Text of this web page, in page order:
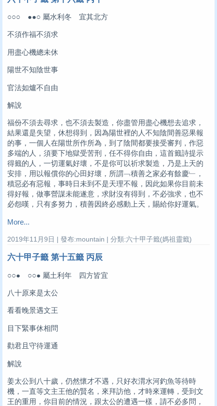
○○○ ●●○ 屬水利冬 宜其北方
不須作福不須求
用盡心機總未休
陽世不知陰世事
官法如爐不自由
解說
福份不須去尋求，也不須去製造，你盡管用盡心機想去追求，
結果還是失望，休想得到，因為陽世裡的人不知陰間善惡果報
的事，一個人在陽世所作所為，到了陰間都要接受審判，作惡
多端的人，須要下地獄受苦刑，任不得你自由，這首籤詩提示
得籤的人，一切運氣好壞，不是你可以祈求製造，乃是上天的
安排，用以報償你的心田好壞，所謂﹁積善之家必有餘慶﹂，
積惡必有惡報，事時日未到不是天理不報，因此如果你目前未
得好報，做事營謀未能遂意，求財沒有得到，不必強求，也不
必怨嘆，只有多努力，積善因終必感動上天，賜給你好運氣。
More...
2019年11月9日 | 發布:mountain | 分類:六十甲子籤(媽祖靈籤)
六十甲子籤 第十五籤 丙辰
○○● ○○● 屬土利年 四方皆宜
八十原來是太公
看看晚景遇文王
目下緊事休相問
勸君且守待運通
解說
姜太公到八十歲，仍然懷才不遇，只好衣渭水河釣魚等待時
機，一直等文主王他的賢名，來拜訪他，才時來運轉，受到文
王的重用，你目前的情況，跟太公的遭遇一樣，請不必多問，